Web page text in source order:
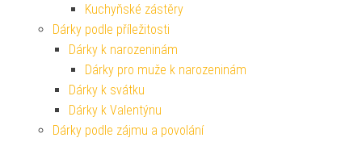
Kuchyňské zástěry
Dárky podle příležitosti
Dárky k narozeninám
Dárky pro muže k narozeninám
Dárky k svátku
Dárky k Valentýnu
Dárky podle zájmu a povolání